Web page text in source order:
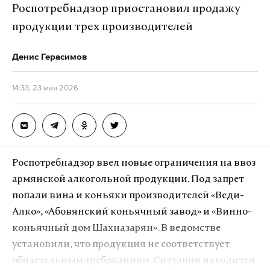
Удар был нанесен по учебному корпусу и
колледжа. Президент России Владимир Путин
заявлял, что атака не была случайной — 16
беспилотников тремя волнами били по одному и
тому же месту. Глава государства подчеркивал, что
рядом с колледжем нет никаких военных
объектов или объектов спецслужб.
Подпишитесь на Daily Storm вMAX . Он
работает там, где тормозит интернет.
А еще мы есть вTelegram ,ДзениVK.
Макс Telegram
Роспотребнадзор приостановил продажу
продукции трех производителей
Денис Герасимов
14:33, 23 мая 2026
Роспотребнадзор ввел новые ограничения на ввоз
армянской алкогольной продукции. Под запрет
попали вина и коньяки производителей «Веди-
Алко», «Абовянский коньячный завод» и «Винно-
коньячный дом Шахназарян». В ведомстве
установили, что продукция не соответствует
обязательным требованиям. Ситуация находится